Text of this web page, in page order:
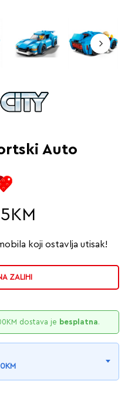
Auto
KM
koji ostavlja utisak!
ZALIHI
KM dostava je besplatna.
KM